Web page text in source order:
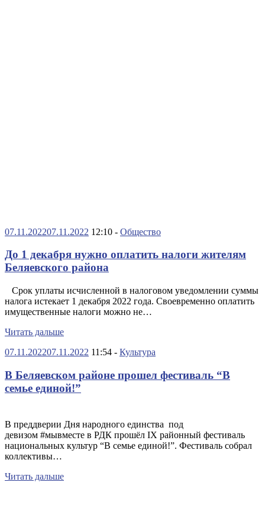
07.11.202207.11.2022 12:10 - Общество
До 1 декабря нужно оплатить налоги жителям
Беляевского района
Срок уплаты исчисленной в налоговом уведомлении суммы
налога истекает 1 декабря 2022 года. Своевременно оплатить
имущественные налоги можно не…
Читать дальше
07.11.202207.11.2022 11:54 - Культура
В Беляевском районе прошел фестиваль “В
семье единой!”
В преддверии Дня народного единства под
девизом #мывместе в РДК прошёл IX районный фестиваль
национальных культур “В семье единой!”. Фестиваль собрал
коллективы…
Читать дальше